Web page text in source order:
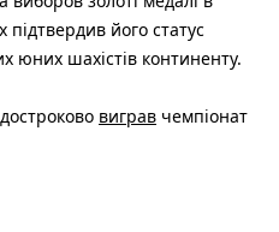
підтвердив його статус
юних шахістів континенту.
виграв чемпіонат